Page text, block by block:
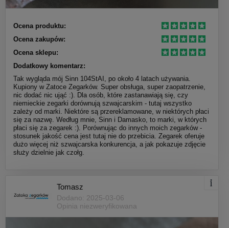
Ocena produktu:
Ocena zakupów:
Ocena sklepu:
Dodatkowy komentarz:
Tak wygląda mój Sinn 104StAI, po około 4 latach używania.
Kupiony w Zatoce Zegarków. Super obsługa, super zaopatrzenie,
nic dodać nic ująć :). Dla osób, które zastanawiają się, czy
niemieckie zegarki dorównują szwajcarskim - tutaj wszystko
zależy od marki. Niektóre są przereklamowane, w niektórych płaci
się za nazwę. Według mnie, Sinn i Damasko, to marki, w których
płaci się za zegarek :). Porównując do innych moich zegarków -
stosunek jakość cena jest tutaj nie do przebicia. Zegarek oferuje
dużo więcej niż szwajcarska konkurencja, a jak pokazuje zdjęcie
służy dzielnie jak czołg.
Tomasz
Dodano: 2025-03-06
Opinia niezweryfikowana